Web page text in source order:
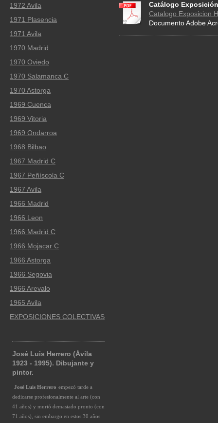
Catálogo Exposición
Catalogo Exposicion
Documento Adobe
1972 Avila
1971 Plasencia
1971 Avila
1970 Madrid
1970 Oviedo
1970 Salamanca C
1970 Astorga
1969 Cuenca
1969 Vitoria
1969 Ondarroa
1968 Bilbao
1967 Madrid C
1967 Peñíscola C
1967 Avila
1966 Madrid
1966 Leon
1966 Madrid C
1966 Mojacar C
1966 Astorga
1966 Segovia
1966 Arevalo
1965 Avila
EXPOSICIONES COLECTIVAS
José Luis Herrero (Ávila
1923 - 1995). Dibujante y
pintor.
José Luis Herrero empezó tarde a
dedicarse profesionalmente al arte (con
41 años) y murió demasiado pronto (con
71 años), sin embargo en estos 30 años